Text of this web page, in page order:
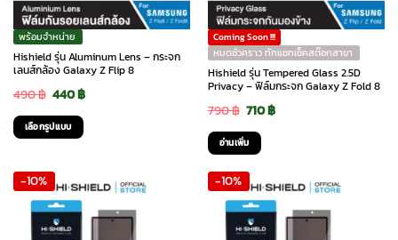
be
chosen
on
the
product
be
chosen
on
the
product
page
พร้อมจำหน่าย
Hishield รุ่น Aluminum Lens – กระจก
เลนส์กล้อง Galaxy Z Flip 8
490฿ Original
price
was:
490 ฿.
440฿Current
เลือกรูปแบบ
product
has
multiple
variants.
Coming Soon !!!
หมดชั่วคราว ทักแชทเช็คสต๊อกสาขา
Hishield รุ่น Tempered Glass 2.5D
Privacy – ฟิล์มกระจก Galaxy Z Fold 8
790฿ Original
price
was:
790 ฿.
710฿Current
710 ฿.
อ่านเพิ่ม
-10% -10%